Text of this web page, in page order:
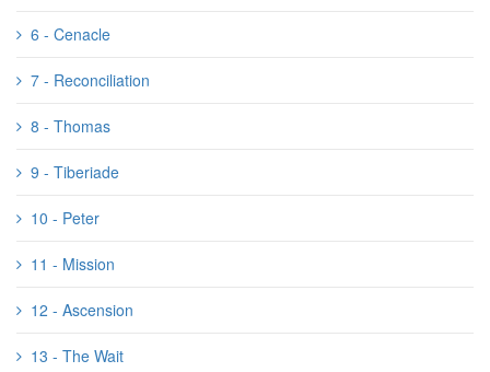
6 - Cenacle
7 - Reconciliation
8 - Thomas
9 - Tiberiade
10 - Peter
11 - Mission
12 - Ascension
13 - The Wait